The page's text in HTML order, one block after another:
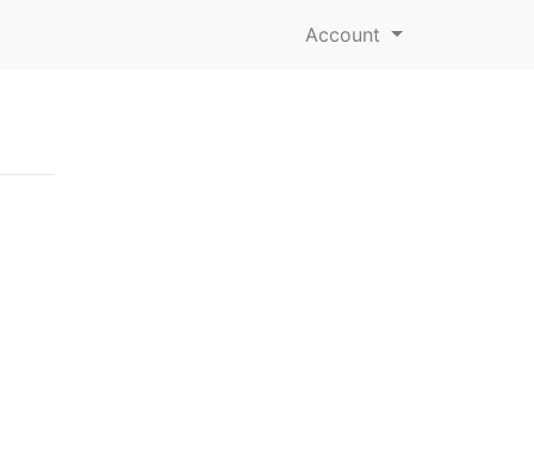
Account